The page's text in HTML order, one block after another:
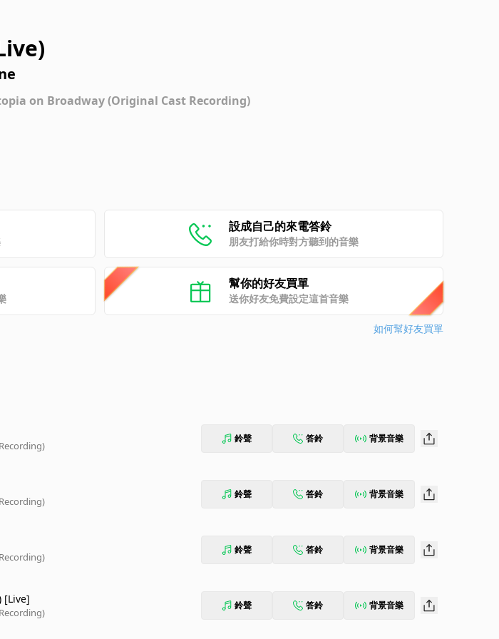
on Broadway (Original Cast Recording)
設成自己的來電答鈴
朋友打給你時對方聽到的音樂
幫你的好友買單
送你好友免費設定這首音樂
如何幫好友買單
鈴聲 答鈴 背景音樂
鈴聲 答鈴 背景音樂
鈴聲 答鈴 背景音樂
[Live] 鈴聲 答鈴 背景音樂